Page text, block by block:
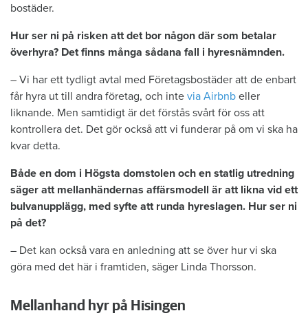
bostäder.
Hur ser ni på risken att det bor någon där som betalar
överhyra? Det finns många sådana fall i hyresnämnden.
– Vi har ett tydligt avtal med Företagsbostäder att de enbart
får hyra ut till andra företag, och inte via Airbnb eller
liknande. Men samtidigt är det förstås svårt för oss att
kontrollera det. Det gör också att vi funderar på om vi ska ha
kvar detta.
Både en dom i Högsta domstolen och en statlig utredning
säger att mellanhändernas affärsmodell är att likna vid ett
bulvanupplägg, med syfte att runda hyreslagen. Hur ser ni
på det?
– Det kan också vara en anledning att se över hur vi ska
göra med det här i framtiden, säger Linda Thorsson.
Mellanhand hyr på Hisingen